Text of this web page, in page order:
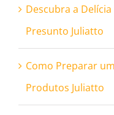
Descubra a
Presunto Juliatto
Como Preparar
Produtos Juliatto